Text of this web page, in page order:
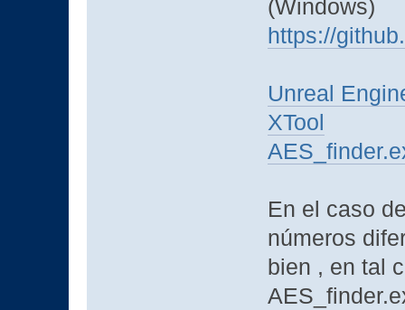
(Windows)
https://
Unreal
XTool
En el caso
números
bien , en tal